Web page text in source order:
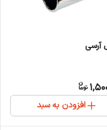
آرسی
افزودن به سبد